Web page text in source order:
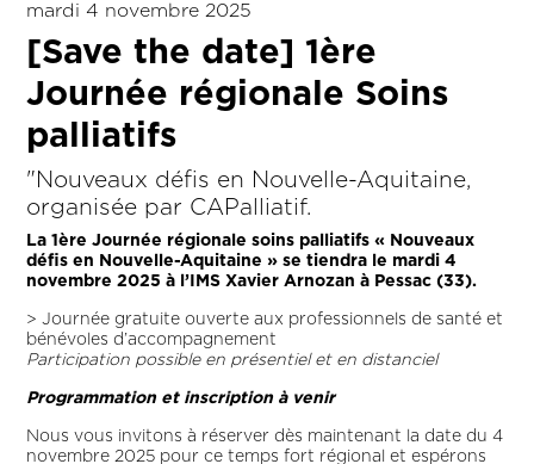
mardi 4 novembre 2025
[Save the date] 1ère
Journée régionale Soins
palliatifs
"Nouveaux défis en Nouvelle-Aquitaine,
organisée par CAPalliatif.
La 1ère Journée régionale soins palliatifs « Nouveaux
défis en Nouvelle-Aquitaine » se tiendra le mardi 4
novembre 2025 à l’IMS Xavier Arnozan à Pessac (33).
> Journée gratuite ouverte aux professionnels de santé et
bénévoles d’accompagnement
Participation possible en présentiel et en distanciel
Programmation et inscription à venir
Nous vous invitons à réserver dès maintenant la date du 4
novembre 2025 pour ce temps fort régional et espérons